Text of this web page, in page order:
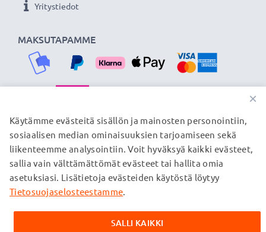
MAKSUTAPAMME
Yritystiedot
TOIMITUSKUMPPANIMME
© subtel.fi 2026
Kaikki hinnat sisältävät arvonlisäveron, mutta ei
toimituskuluja. Kaikki sivuillamme mainitut tavaramerkit ovat
verkkosivuillamme ainoastaan tuotteitamme koskevan
×
Käytämme evästeitä sisällön ja mainosten personointiin,
sosiaalisen median ominaisuuksien tarjoamiseen sekä
liikenteemme analysointiin. Voit hyväksyä kaikki evästeet,
sallia vain välttämättömät evästeet tai hallita omia
asetuksiasi. Lisätietoja evästeiden käytöstä löytyy
Tietosuojaselosteestamme.
SALLI KAIKKI